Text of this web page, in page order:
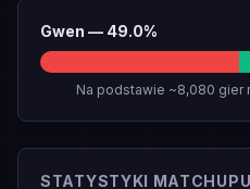
Gwen — 49.0%
Na podstawie ~8,080 gier
STATYSTYKI